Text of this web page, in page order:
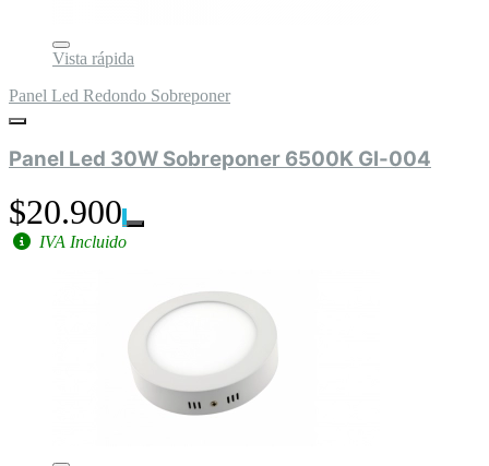
Vista rápida
Panel Led Redondo Sobreponer
Panel Led 30W Sobreponer 6500K Gl-004
$20.900
IVA Incluido